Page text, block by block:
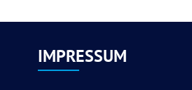
IMPRESSUM